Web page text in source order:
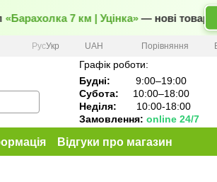
«Барахолка 7 км | Уцінка»— нові товари
РусУкр UAH Порівняння
Графік роботи:
Будні: 9:00–19:00
Субота: 10:00–18:00
Неділя: 10:00-18:00
Замовлення: online 24/7
Відгуки про магазин